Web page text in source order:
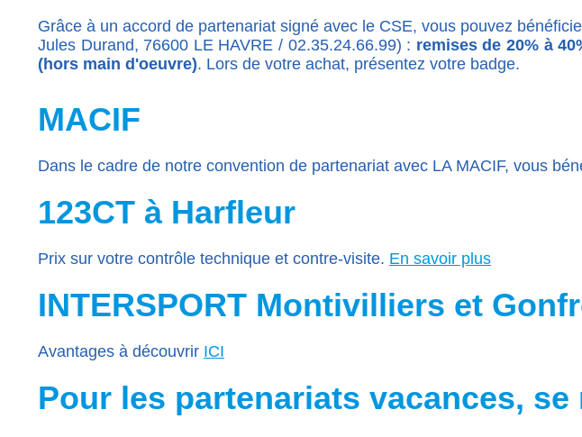
Grâce à un accord de partenariat signé avec le CSE, vous pouvez
Jules Durand, 76600 LE HAVRE / 02.35.24.66.99) : remises de 20% à
(hors main d'oeuvre). Lors de votre achat, présentez votre badge.
MACIF
Dans le cadre de notre convention de partenariat avec LA MACIF, vous
123CT à Harfleur
Prix sur votre contrôle technique et contre-visite. En savoir plus
INTERSPORT Montivilliers et
Avantages à découvrir ICI
Pour les partenariats vacances, se